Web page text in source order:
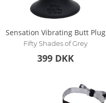
Sensation Vibrating Butt Plug
Fifty Shades of Grey
399 DKK